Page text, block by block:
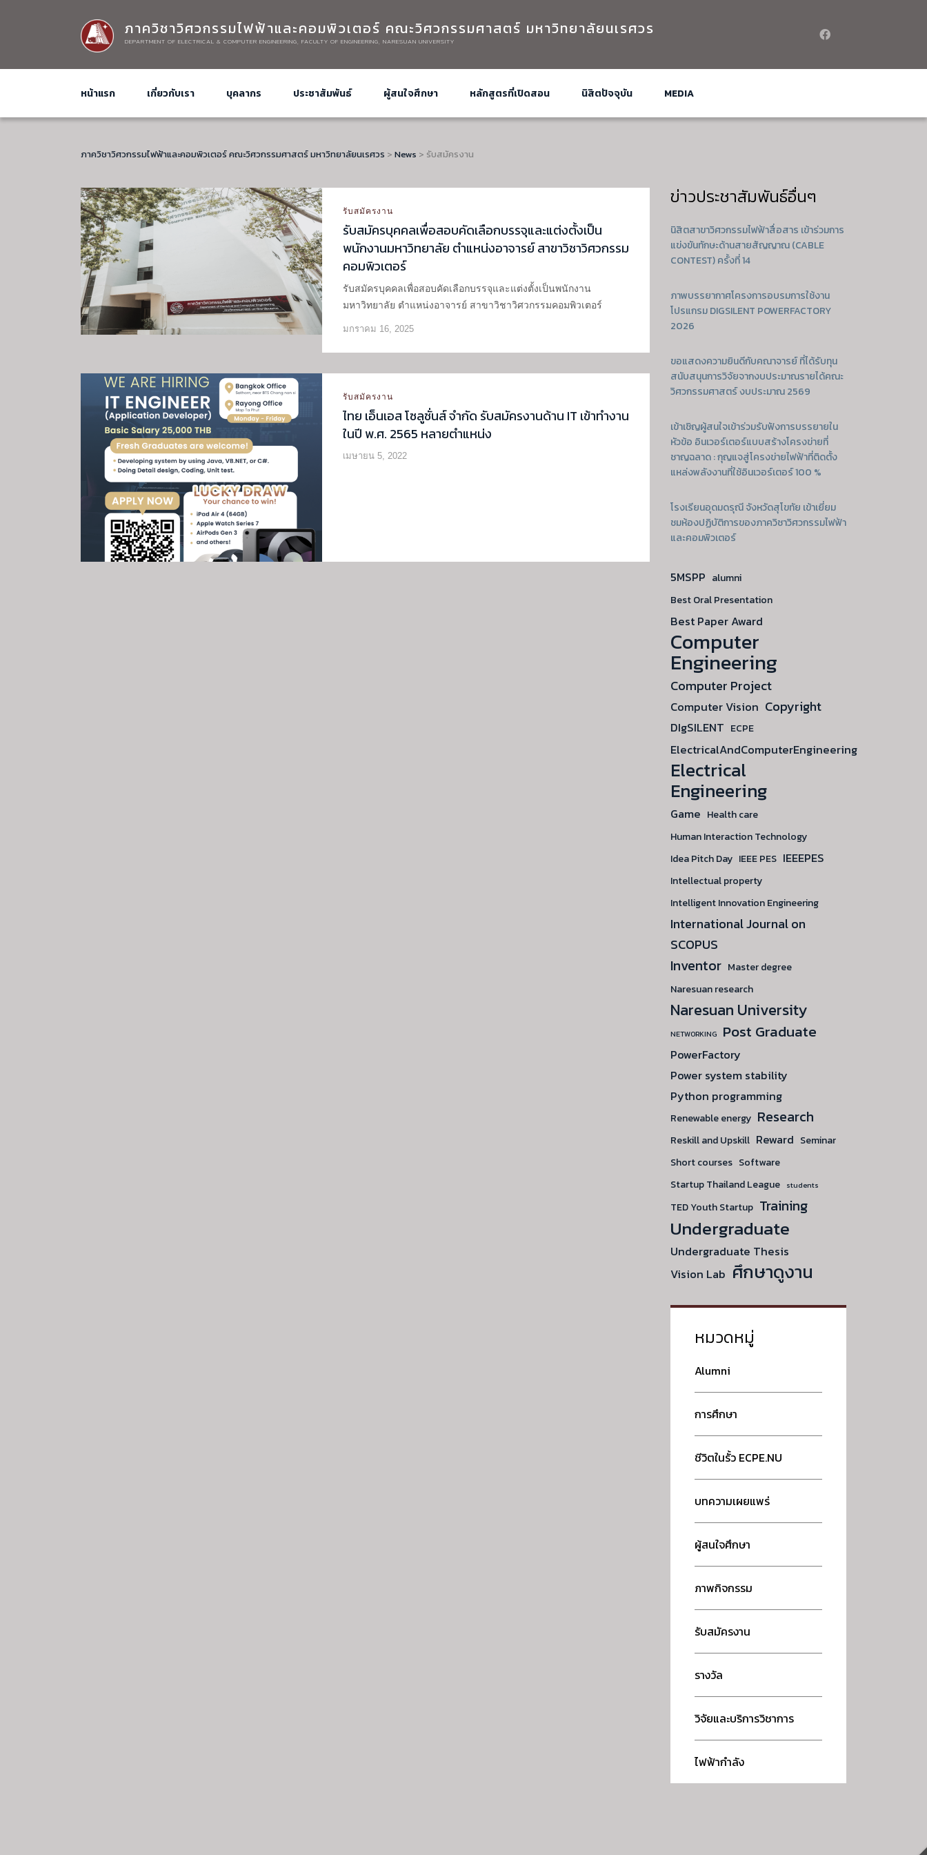
ภาควิชาวิศวกรรมไฟฟ้าและคอมพิวเตอร์ คณะวิศวกรรมศาสตร์ มหาวิทยาลัยนเรศวร
DEPARTMENT OF ELECTRICAL & COMPUTER ENGINEERING, FACULTY OF ENGINEERING, NARESUAN UNIVERSITY
หน้าแรก เกี่ยวกับเรา บุคลากร ประชาสัมพันธ์ ผู้สนใจศึกษา หลักสูตรที่เปิดสอน นิสิตปัจจุบัน MEDIA
ภาควิชาวิศวกรรมไฟฟ้าและคอมพิวเตอร์ คณะวิศวกรรมศาสตร์ มหาวิทยาลัยนเรศวร > News > รับสมัครงาน
รับสมัครงาน
รับสมัครบุคคลเพื่อสอบคัดเลือกบรรจุและแต่งตั้งเป็น
พนักงานมหาวิทยาลัย ตำแหน่งอาจารย์ สาขาวิชาวิศวกรรม
คอมพิวเตอร์
รับสมัครบุคคลเพื่อสอบคัดเลือกบรรจุและแต่งตั้งเป็นพนักงาน
มหาวิทยาลัย ตำแหน่งอาจารย์ สาขาวิชาวิศวกรรมคอมพิวเตอร์
มกราคม 16, 2025
รับสมัครงาน
ไทย เอ็นเอส โซลูชั่นส์ จำกัด รับสมัครงานด้าน IT เข้าทำงาน
ในปี พ.ศ. 2565 หลายตำแหน่ง
เมษายน 5, 2022
ข่าวประชาสัมพันธ์อื่นๆ
นิสิตสาขาวิศวกรรมไฟฟ้าสื่อสาร เข้าร่วมการ
แข่งขันทักษะด้านสายสัญญาณ (CABLE
CONTEST) ครั้งที่ 14
ภาพบรรยากาศโครงการอบรมการใช้งาน
โปรแกรม DIGSILENT POWERFACTORY
2026
ขอแสดงความยินดีกับคณาจารย์ ที่ได้รับทุน
สนับสนุนการวิจัยจากงบประมาณรายได้คณะ
วิศวกรรมศาสตร์ งบประมาณ 2569
เข้าเชิญผู้สนใจเข้าร่วมรับฟังการบรรยายใน
หัวข้อ อินเวอร์เตอร์แบบสร้างโครงข่ายที่
ชาญฉลาด : กุญแจสู่โครงข่ายไฟฟ้าที่ติดตั้ง
แหล่งพลังงานที่ใช้อินเวอร์เตอร์ 100 %
โรงเรียนอุดมดรุณี จังหวัดสุโขทัย เข้าเยี่ยม
ชมห้องปฏิบัติการของภาควิชาวิศวกรรมไฟฟ้า
และคอมพิวเตอร์
5MSPP alumni
Best Oral Presentation
Best Paper Award
Computer
Engineering
Computer Project
Computer Vision Copyright
DIgSILENT ECPE
ElectricalAndComputerEngineering
Electrical
Engineering
Game Health care
Human Interaction Technology
Idea Pitch Day IEEE PES IEEEPES
Intellectual property
Intelligent Innovation Engineering
International Journal on
SCOPUS
Inventor Master degree
Naresuan research
Naresuan University
NETWORKING Post Graduate
PowerFactory
Power system stability
Python programming
Renewable energy Research
Reskill and Upskill Reward Seminar
Short courses Software
Startup Thailand League
students
TED Youth Startup Training
Undergraduate
Undergraduate Thesis
Vision Lab ศึกษาดูงาน
หมวดหมู่
Alumni
การศึกษา
ชีวิตในรั้ว ECPE.NU
บทความเผยแพร่
ผู้สนใจศึกษา
ภาพกิจกรรม
รับสมัครงาน
รางวัล
วิจัยและบริการวิชาการ
ไฟฟ้ากำลัง